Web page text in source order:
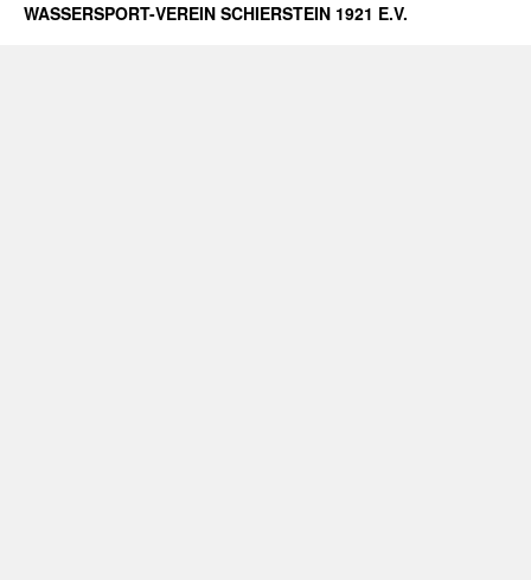
WASSERSPORT-VEREIN SCHIERSTEIN 1921 E.V.